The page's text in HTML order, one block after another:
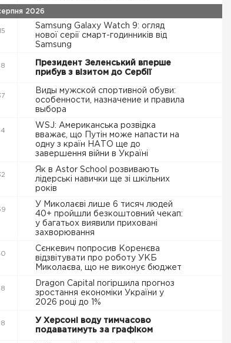
2026
Samsung Galaxy Watch 9: огляд
нової серії смарт-годинників від
Samsung
Президент Зеленський вперше
прибув з візитом до Сербії
Виды мужской спортивной обуви:
особенности, назначение и правила
выбора
WSJ: Американська розвідка
вважає, що Путін може напасти на
одну з країн НАТО ще до
завершення війни в Україні
Як в Astor School розвивають
лідерські навички ще зі шкільних
років
У Миколаєві лише 6 тисяч людей
40+ пройшли безкоштовний чекап:
у багатьох виявили приховані
захворювання
Сєнкевич попросив Коренєва
відзвітувати про роботу УКБ
Миколаєва, що не виконує бюджет
Dragon Capital погіршила прогноз
зростання економіки України у
2026 році до 1%
У Херсоні воду тимчасово
подаватимуть за графіком